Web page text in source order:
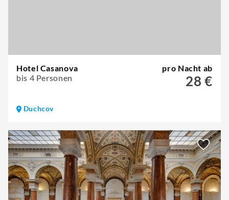
Hotel Casanova
bis 4 Personen
pro Nacht ab
28 €
Duchcov